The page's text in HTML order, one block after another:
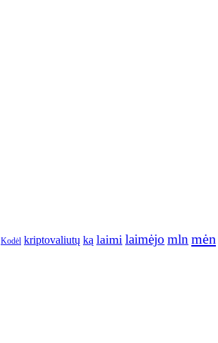
Kodėl kriptovaliutų ką laimi laimėjo mlnmėn